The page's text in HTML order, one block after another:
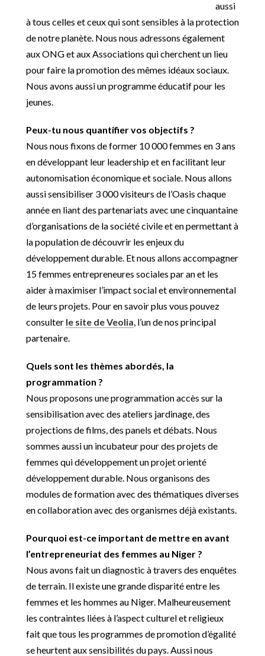
aussi
à tous celles et ceux qui sont sensibles à la protection
de notre planète. Nous nous adressons également
aux ONG et aux Associations qui cherchent un lieu
pour faire la promotion des mêmes idéaux sociaux.
Nous avons aussi un programme éducatif pour les
jeunes.
Peux-tu nous quantifier vos objectifs ?
Nous nous fixons de former 10 000 femmes en 3 ans
en développant leur leadership et en facilitant leur
autonomisation économique et sociale. Nous allons
aussi ​​sensibiliser 3 000 visiteurs de l’Oasis chaque
année en liant des partenariats avec une cinquantaine
d’organisations de la société civile et en permettant à
la population de découvrir les enjeux du
développement durable. Et nous allons accompagner
15 femmes entrepreneures sociales par an et les
aider à maximiser l’impact social et environnemental
de leurs projets. Pour en savoir plus vous pouvez
consulter le site de Veolia, l’un de nos principal
partenaire.
Quels sont les thèmes abordés, la
programmation ?
Nous proposons une programmation accès sur la
sensibilisation avec des ateliers jardinage, des
projections de films, des panels et débats. Nous
sommes aussi un incubateur pour des projets de
femmes qui développement un projet orienté
développement durable. Nous organisons des
modules de formation avec des thématiques diverses
en collaboration avec des organismes déjà existants.
Pourquoi est-ce important de mettre en avant
l’entrepreneuriat des femmes au Niger ?
Nous avons fait un diagnostic à travers des enquêtes
de terrain. Il existe une grande disparité entre les
femmes et les hommes au Niger. Malheureusement
les contraintes liées à l’aspect culturel et religieux
fait que tous les programmes de promotion d’égalité
se heurtent aux sensibilités du pays. Aussi nous